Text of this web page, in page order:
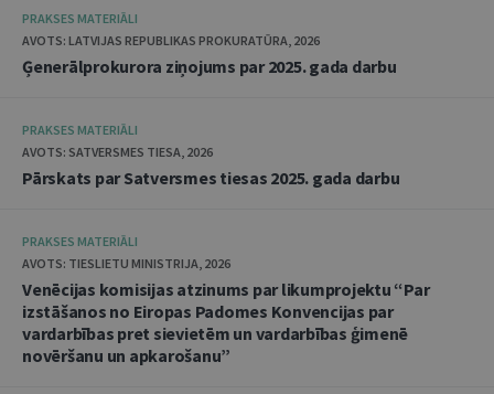
PRAKSES MATERIĀLI
AVOTS: LATVIJAS REPUBLIKAS PROKURATŪRA, 2026
Ģenerālprokurora ziņojums par 2025. gada darbu
PRAKSES MATERIĀLI
AVOTS: SATVERSMES TIESA, 2026
Pārskats par Satversmes tiesas 2025. gada darbu
PRAKSES MATERIĀLI
AVOTS: TIESLIETU MINISTRIJA, 2026
Venēcijas komisijas atzinums par likumprojektu “Par
izstāšanos no Eiropas Padomes Konvencijas par
vardarbības pret sievietēm un vardarbības ģimenē
novēršanu un apkarošanu”